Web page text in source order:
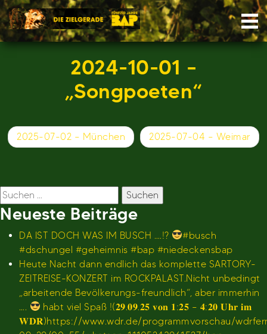
Skip
to
content
2024-10-01 –
„Songpoeten“
Beitragsnavigation
2025-07-02 – München 2025-07-04 – Weimar
Suchen
nach:
Neueste Beiträge
DA IST DOCH WAS IM BUSCH ….!?
#busch
#dschungel #geheimnis #bap #niedeckensbap
Heute Nacht dann endlich das komplette SARTORY-
ZEITREISE-KONZERT im ROCKPALAST.Nicht unbedingt
„arbeitende Bevölkerungs-freundlich“, aber immerhin
….
habt viel Spaß !(𝟐𝟗.𝟎𝟗.𝟐𝟓 𝐯𝐨𝐧 𝟏:𝟐𝟓 – 𝟒:𝟐𝟎 𝐔𝐡𝐫 𝐢𝐦
𝐖𝐃𝐑)https://www.wdr.de/programmvorschau/